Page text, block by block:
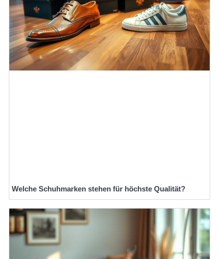
Welche Schuhmarken stehen für höchste Qualität?